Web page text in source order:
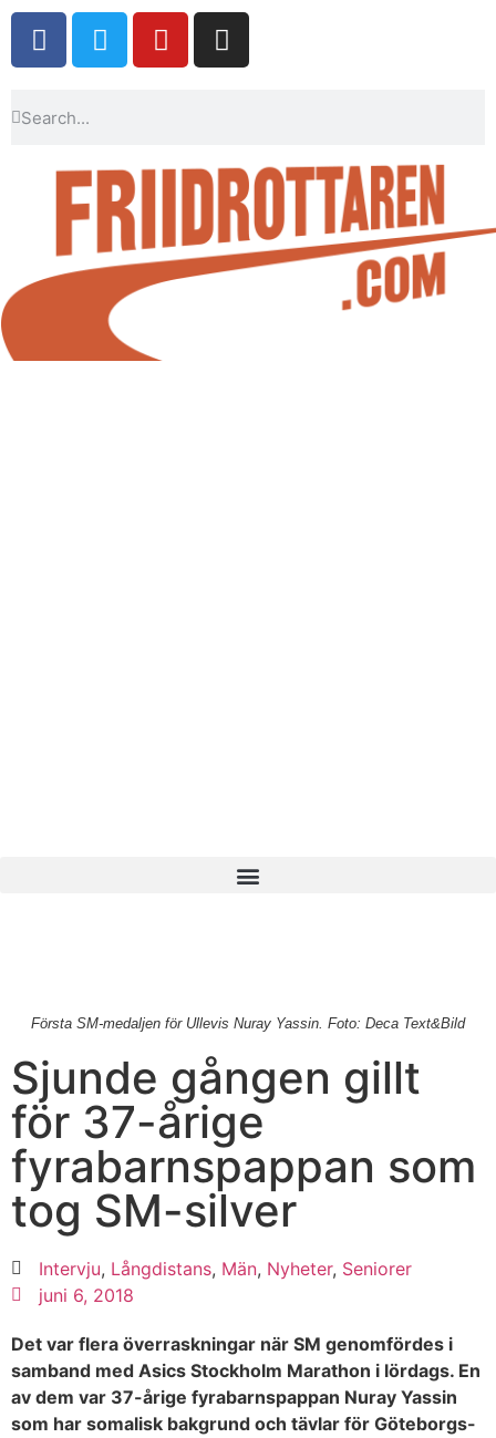
Första SM-medaljen för Ullevis Nuray Yassin. Foto: Deca Text&Bild
Sjunde gången gillt
för 37-årige
fyrabarnspappan som
tog SM-silver
Intervju, Långdistans, Män, Nyheter, Seniorer
juni 6, 2018
Det var flera överraskningar när SM genomfördes i
samband med Asics Stockholm Marathon i lördags. En
av dem var 37-årige fyrabarnspappan Nuray Yassin
som har somalisk bakgrund och tävlar för Göteborgs-